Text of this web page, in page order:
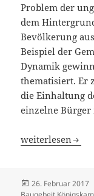
Problem der
dem
Bevölkerung
Beispiel der
Dynamik
thematisiert. Er
die Einhaltung
einzelne Bürger
Der Traum vom
weiterlesen
Veröffentlicht
am
26. Februar 2017